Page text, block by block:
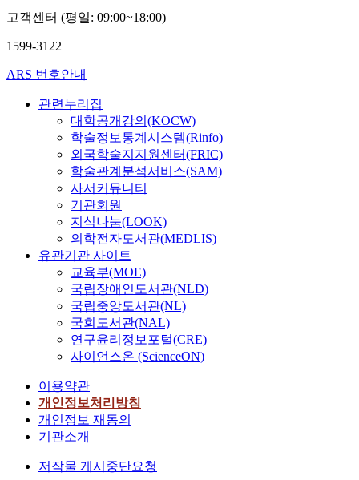
고객센터 (평일: 09:00~18:00)
1599-3122
ARS 번호안내
관련누리집
대학공개강의(KOCW)
학술정보통계시스템(Rinfo)
외국학술지지원센터(FRIC)
학술관계분석서비스(SAM)
사서커뮤니티
기관회원
지식나눔(LOOK)
의학전자도서관(MEDLIS)
유관기관 사이트
교육부(MOE)
국립장애인도서관(NLD)
국립중앙도서관(NL)
국회도서관(NAL)
연구윤리정보포털(CRE)
사이언스온 (ScienceON)
이용약관
개인정보처리방침
개인정보 재동의
기관소개
저작물 게시중단요청